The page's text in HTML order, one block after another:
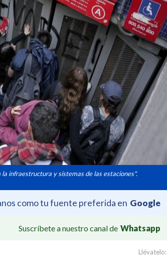
infraestructura y sistemas de las estaciones".
como tu fuente preferida en Google
Suscríbete a nuestro canal de Whatsapp
Llévatelo: